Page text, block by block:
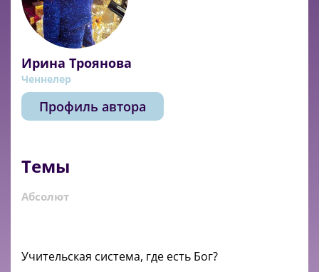
Ирина Троянова
Ченнелер
Профиль автора
Темы
Абсолют
Учительская система, где есть Бог?